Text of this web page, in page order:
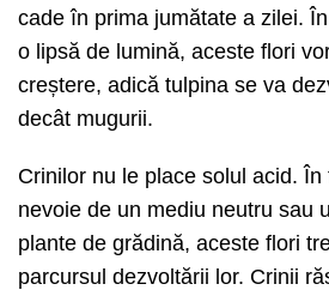
cade în prima jumătate a zilei.
o lipsă de lumină, aceste flori
creștere, adică tulpina se va
decât mugurii.
Crinilor nu le place solul acid.
nevoie de un mediu neutru sau
plante de grădină, aceste flori
parcursul dezvoltării lor. Crinii